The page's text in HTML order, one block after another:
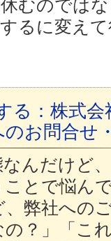
むのでは
るに変え
る：株式
お問合せ
なんだけど
とで悩ん
、弊社への
？」「こ